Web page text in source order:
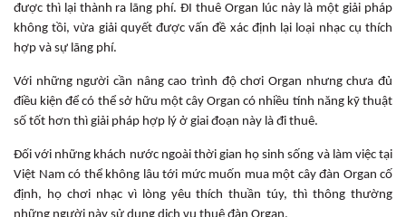
được thì lại thành ra lãng phí. ĐI thuê Organ lúc này là một giải pháp
không tồi, vừa giải quyết được vấn đề xác định lại loại nhạc cụ thích
hợp và sự lãng phí.
Với những người cần nâng cao trình độ chơi Organ nhưng chưa đủ
điều kiện để có thể sở hữu một cây Organ có nhiều tính năng kỹ thuật
số tốt hơn thì giải pháp hợp lý ở giai đoạn này là đi thuê.
Đối với những khách nước ngoài thời gian họ sinh sống và làm việc tại
Việt Nam có thể không lâu tới mức muốn mua một cây đàn Organ cố
định, họ chơi nhạc vì lòng yêu thích thuần túy, thì thông thường